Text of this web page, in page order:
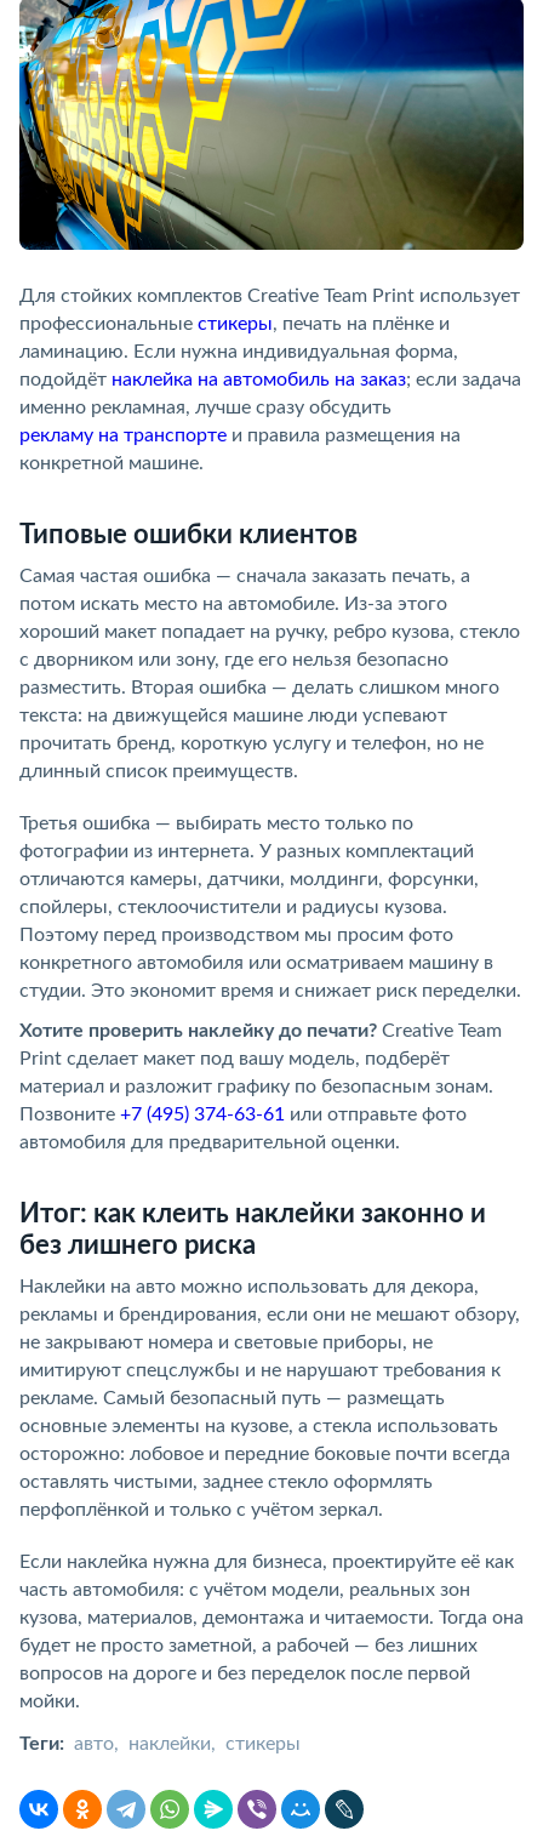
Для стойких комплектов Creative Team Print использует
профессиональные стикеры, печать на плёнке и
ламинацию. Если нужна индивидуальная форма,
подойдёт наклейка на автомобиль на заказ; если задача
именно рекламная, лучше сразу обсудить
рекламу на транспорте и правила размещения на
конкретной машине.
Типовые ошибки клиентов
Самая частая ошибка — сначала заказать печать, а
потом искать место на автомобиле. Из-за этого
хороший макет попадает на ручку, ребро кузова, стекло
с дворником или зону, где его нельзя безопасно
разместить. Вторая ошибка — делать слишком много
текста: на движущейся машине люди успевают
прочитать бренд, короткую услугу и телефон, но не
длинный список преимуществ.
Третья ошибка — выбирать место только по
фотографии из интернета. У разных комплектаций
отличаются камеры, датчики, молдинги, форсунки,
спойлеры, стеклоочистители и радиусы кузова.
Поэтому перед производством мы просим фото
конкретного автомобиля или осматриваем машину в
студии. Это экономит время и снижает риск переделки.
Хотите проверить наклейку до печати? Creative Team
Print сделает макет под вашу модель, подберёт
материал и разложит графику по безопасным зонам.
Позвоните +7 (495) 374-63-61 или отправьте фото
автомобиля для предварительной оценки.
Итог: как клеить наклейки законно и
без лишнего риска
Наклейки на авто можно использовать для декора,
рекламы и брендирования, если они не мешают обзору,
не закрывают номера и световые приборы, не
имитируют спецслужбы и не нарушают требования к
рекламе. Самый безопасный путь — размещать
основные элементы на кузове, а стекла использовать
осторожно: лобовое и передние боковые почти всегда
оставлять чистыми, заднее стекло оформлять
перфоплёнкой и только с учётом зеркал.
Если наклейка нужна для бизнеса, проектируйте её как
часть автомобиля: с учётом модели, реальных зон
кузова, материалов, демонтажа и читаемости. Тогда она
будет не просто заметной, а рабочей — без лишних
вопросов на дороге и без переделок после первой
мойки.
Теги: авто наклейки стикеры